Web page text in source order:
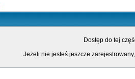
Dostęp do tej
Jeżeli nie jesteś jeszcze